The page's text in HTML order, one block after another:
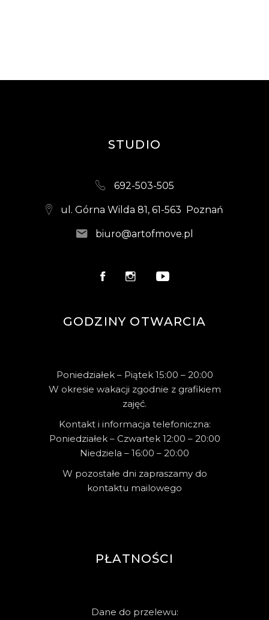
STUDIO
692-503-505
ul. Górna Wilda 81, 61-563 Poznań
biuro@artofmove.pl
GODZINY OTWARCIA
Poniedziałek – Piątek 15:00 – 20:00
W okresie wakacji zgodnie z grafikiem
zajęć.
Kontakt i informacja telefoniczna:
Poniedziałek – Czwartek 12:00 – 20:00
Niedziela – 16:00 – 20:00
W pozostałe dni zapraszamy do
kontaktu mailowego
PŁATNOŚCI
Dane do przelewu: